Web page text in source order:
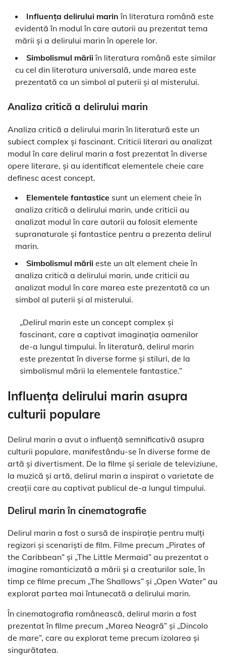
Influența delirului marin în literatura română este
evidentă în modul în care autorii au prezentat tema
mării și a delirului marin în operele lor.
Simbolismul măriiîn literatura română este similar
cu cel din literatura universală, unde marea este
prezentată ca un simbol al puterii și al misterului.
Analiza critică a delirului marin
Analiza critică a delirului marin în literatură este un
subiect complex și fascinant. Criticii literari au analizat
modul în care delirul marin a fost prezentat în diverse
opere literare, și au identificat elementele cheie care
definesc acest concept.
Elementele fantastice sunt un element cheie în
analiza critică a delirului marin, unde criticii au
analizat modul în care autorii au folosit elemente
supranaturale și fantastice pentru a prezenta delirul
marin.
Simbolismul mării este un alt element cheie în
analiza critică a delirului marin, unde criticii au
analizat modul în care marea este prezentată ca un
simbol al puterii și al misterului.
„Delirul marin este un concept complex și
fascinant, care a captivat imaginația oamenilor
de-a lungul timpului. În literatură, delirul marin
este prezentat în diverse forme și stiluri, de la
simbolismul mării la elementele fantastice.”
Influența delirului marin asupra
culturii populare
Delirul marin a avut o influență semnificativă asupra
culturii populare, manifestându-se în diverse forme de
artă și divertisment. De la filme și seriale de televiziune,
la muzică și artă, delirul marin a inspirat o varietate de
creații care au captivat publicul de-a lungul timpului.
Delirul marin în cinematografie
Delirul marin a fost o sursă de inspirație pentru mulți
regizori și scenariști de film. Filme precum „Pirates of
the Caribbean” și „The Little Mermaid” au prezentat o
imagine romanticizată a mării și a creaturilor sale, în
timp ce filme precum „The Shallows” și „Open Water” au
explorat partea mai întunecată a delirului marin.
În cinematografia românească, delirul marin a fost
prezentat în filme precum „Marea Neagră” și „Dincolo
de mare”, care au explorat teme precum izolarea și
singurătatea.